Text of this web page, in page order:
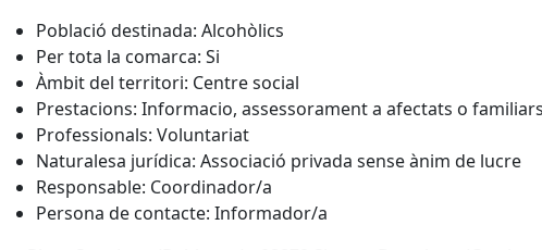
Població destinada: Alcohòlics
Per tota la comarca: Si
Àmbit del territori: Centre social
Prestacions: Informacio, assessorament a afectats o familiars
Professionals: Voluntariat
Naturalesa jurídica: Associació privada sense ànim de lucre
Responsable: Coordinador/a
Persona de contacte: Informador/a